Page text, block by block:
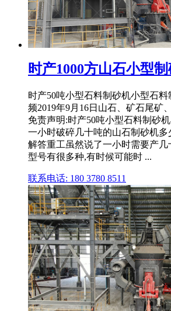
时产1000方山石小型
时产50吨小型石料制砂机小型石
频2019年9月16日山石、矿石尾矿
免责声明:时产50吨小型石料制砂
一小时破碎几十吨的山石制砂机
解答重工虽然说了一小时需要产
型号有很多种,有时候可能时 ...
联系电话: 180 3780 8511